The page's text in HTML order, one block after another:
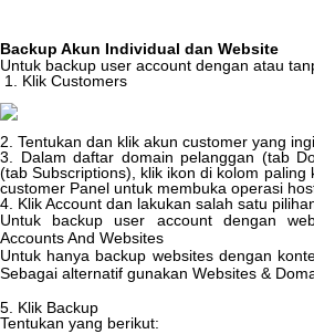
Backup Akun Individual dan Website
Untuk backup user account dengan atau
1
Klik Customers
2 Tentukan dan klik akun customer yang
3
Dalam daftar domain pelanggan (tab
(tab Subscriptions) klik ikon di kolom paling
customer Panel untuk membuka operasi
4 KlikAccount dan lakukan salah satu
Untuk
backup user account dengan
AccountsAnd Websites
Untuk hanya backup websites dengan
Sebagai alternatif gunakan Websites &
5 Klik Backup
Tentukan yang berikut: